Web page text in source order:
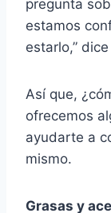
pregunta
estamos
estarlo,”
Así que,
ofrecemos
ayudarte a
mismo.
Grasas y